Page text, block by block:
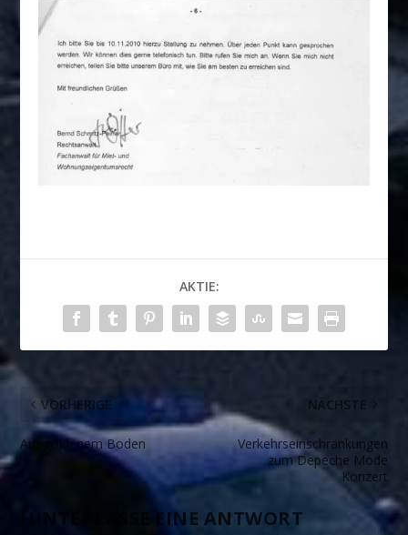
AKTIE:
VORHERIGE
Auf goldenem Boden
NÄCHSTE
Verkehrseinschränkungen
zum Depeche Mode
Konzert
HINTERLASSE EINE ANTWORT